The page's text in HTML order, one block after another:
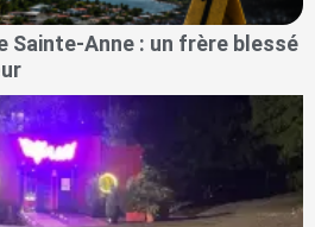
Sainte-Anne : un frère blessé